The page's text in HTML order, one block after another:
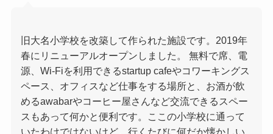
旧大名小学校を改築して作られた施設です。2019年
春にリニューアルオープンしました。 無料で席、電
源、Wi-Fiを利用できるstartup cafeやコワーキングス
ペース、オフィスなど仕事をする場所と、お酒が飲
めるawabarやコーヒー屋さんなど交流できるスペー
スもあって何かと便利です。ここの小学校に通って
いたわけではないけど、行くたびに何だか懐かしい